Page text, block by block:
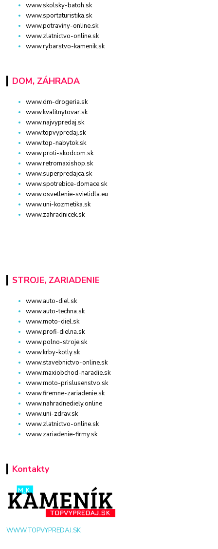
www.skolsky-batoh.sk
www.sportaturistika.sk
www.potraviny-online.sk
www.zlatnictvo-online.sk
www.rybarstvo-kamenik.sk
DOM, ZÁHRADA
www.dm-drogeria.sk
www.kvalitnytovar.sk
www.najvypredaj.sk
www.topvypredaj.sk
www.top-nabytok.sk
www.proti-skodcom.sk
www.retromaxishop.sk
www.superpredajca.sk
www.spotrebice-domace.sk
www.osvetlenie-svietidla.eu
www.uni-kozmetika.sk
www.zahradnicek.sk
STROJE, ZARIADENIE
www.auto-diel.sk
www.auto-techna.sk
www.moto-diel.sk
www.profi-dielna.sk
www.polno-stroje.sk
www.krby-kotly.sk
www.stavebnictvo-online.sk
www.maxiobchod-naradie.sk
www.moto-prislusenstvo.sk
www.firemne-zariadenie.sk
www.nahradnediely.online
www.uni-zdrav.sk
www.zlatnictvo-online.sk
www.zariadenie-firmy.sk
Kontakty
WWW.TOPVYPREDAJ.SK